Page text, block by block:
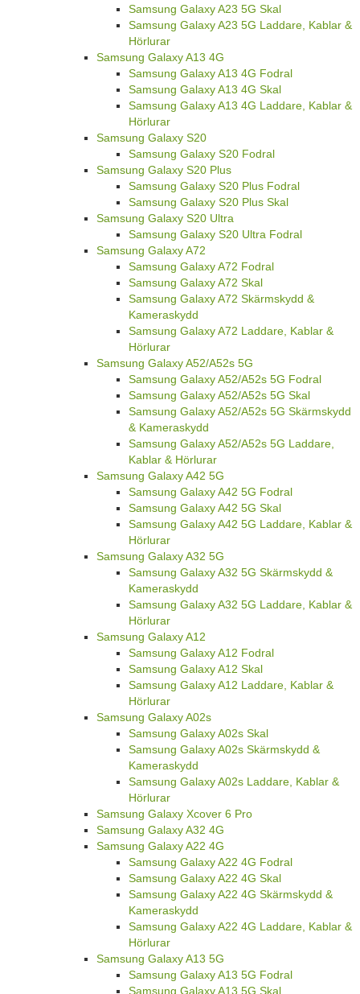
Samsung Galaxy A23 5G Skal
Samsung Galaxy A23 5G Laddare, Kablar &
Hörlurar
Samsung Galaxy A13 4G
Samsung Galaxy A13 4G Fodral
Samsung Galaxy A13 4G Skal
Samsung Galaxy A13 4G Laddare, Kablar &
Hörlurar
Samsung Galaxy S20
Samsung Galaxy S20 Fodral
Samsung Galaxy S20 Plus
Samsung Galaxy S20 Plus Fodral
Samsung Galaxy S20 Plus Skal
Samsung Galaxy S20 Ultra
Samsung Galaxy S20 Ultra Fodral
Samsung Galaxy A72
Samsung Galaxy A72 Fodral
Samsung Galaxy A72 Skal
Samsung Galaxy A72 Skärmskydd &
Kameraskydd
Samsung Galaxy A72 Laddare, Kablar &
Hörlurar
Samsung Galaxy A52/A52s 5G
Samsung Galaxy A52/A52s 5G Fodral
Samsung Galaxy A52/A52s 5G Skal
Samsung Galaxy A52/A52s 5G Skärmskydd
& Kameraskydd
Samsung Galaxy A52/A52s 5G Laddare,
Kablar & Hörlurar
Samsung Galaxy A42 5G
Samsung Galaxy A42 5G Fodral
Samsung Galaxy A42 5G Skal
Samsung Galaxy A42 5G Laddare, Kablar &
Hörlurar
Samsung Galaxy A32 5G
Samsung Galaxy A32 5G Skärmskydd &
Kameraskydd
Samsung Galaxy A32 5G Laddare, Kablar &
Hörlurar
Samsung Galaxy A12
Samsung Galaxy A12 Fodral
Samsung Galaxy A12 Skal
Samsung Galaxy A12 Laddare, Kablar &
Hörlurar
Samsung Galaxy A02s
Samsung Galaxy A02s Skal
Samsung Galaxy A02s Skärmskydd &
Kameraskydd
Samsung Galaxy A02s Laddare, Kablar &
Hörlurar
Samsung Galaxy Xcover 6 Pro
Samsung Galaxy A32 4G
Samsung Galaxy A22 4G
Samsung Galaxy A22 4G Fodral
Samsung Galaxy A22 4G Skal
Samsung Galaxy A22 4G Skärmskydd &
Kameraskydd
Samsung Galaxy A22 4G Laddare, Kablar &
Hörlurar
Samsung Galaxy A13 5G
Samsung Galaxy A13 5G Fodral
Samsung Galaxy A13 5G Skal